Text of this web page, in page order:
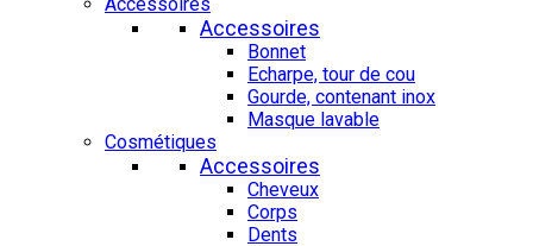
Accessoires
Accessoires
Bonnet
Echarpe, tour de cou
Gourde, contenant inox
Masque lavable
Cosmétiques
Accessoires
Cheveux
Corps
Dents